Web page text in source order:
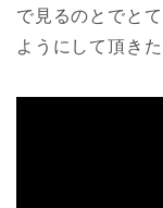
で見るのとでと
ようにして頂きた